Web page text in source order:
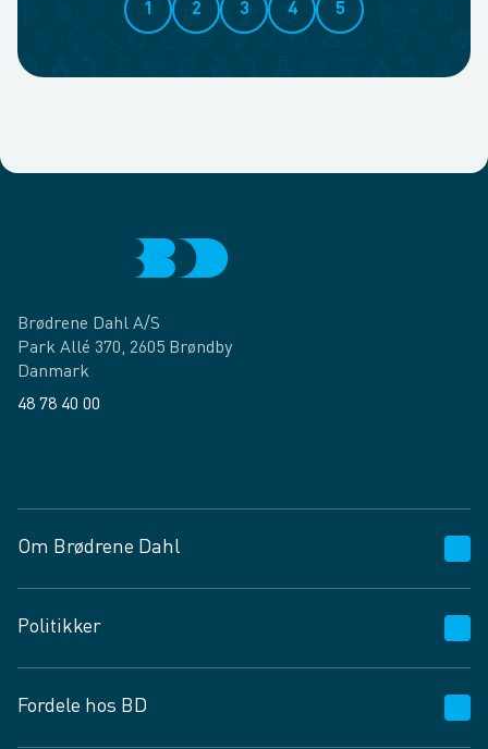
1 2 3 4 5
Brødrene Dahl A/S
Park Allé 370, 2605 Brøndby
Danmark
48 78 40 00
Om Brødrene Dahl
Vagttelefon 30 10 89 89
Spørgsmål og svar
Job og karriere
Politikker
Privatlivspolitik
Fordele hos BD